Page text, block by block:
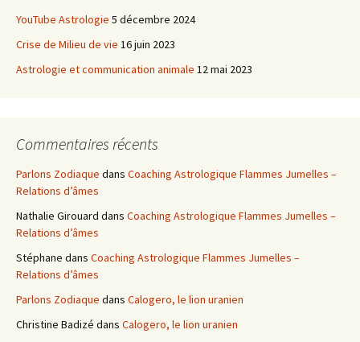
YouTube Astrologie 5 décembre 2024
Crise de Milieu de vie 16 juin 2023
Astrologie et communication animale 12 mai 2023
Commentaires récents
Parlons Zodiaque dans Coaching Astrologique Flammes Jumelles –
Relations d’âmes
Nathalie Girouard dans Coaching Astrologique Flammes Jumelles –
Relations d’âmes
Stéphane dans Coaching Astrologique Flammes Jumelles –
Relations d’âmes
Parlons Zodiaque dans Calogero, le lion uranien
Christine Badizé dans Calogero, le lion uranien